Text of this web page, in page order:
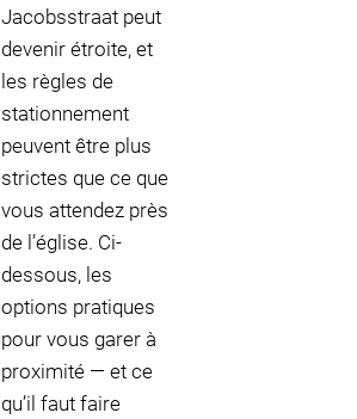
Jacobsstraat peut
devenir étroite, et
les règles de
stationnement
peuvent être plus
strictes que ce que
vous attendez près
de l’église. Ci-
dessous, les
options pratiques
pour vous garer à
proximité — et ce
qu’il faut faire